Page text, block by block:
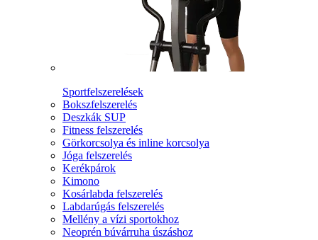
Sportfelszerelések
Bokszfelszerelés
Deszkák SUP
Fitness felszerelés
Görkorcsolya és inline korcsolya
Jóga felszerelés
Kerékpárok
Kimono
Kosárlabda felszerelés
Labdarúgás felszerelés
Mellény a vízi sportokhoz
Neoprén búvárruha úszáshoz